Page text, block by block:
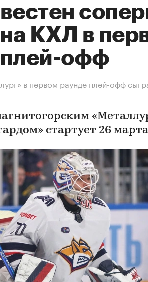
КХЛ в
плей-офф
в первом раунде плей-офф
стартует 26